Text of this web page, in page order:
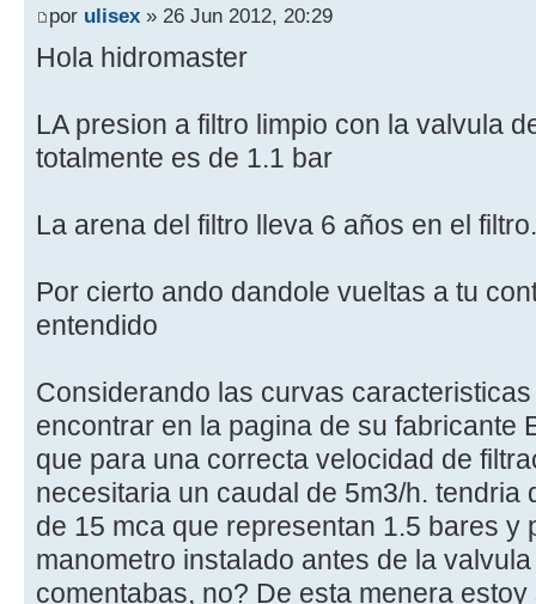
por ulisex » 26 Jun 2012, 20:29
Hola hidromaster
LA presion a filtro limpio con la valvula
totalmente es de 1.1 bar
La arena del filtro lleva 6 años en el
Por cierto ando dandole vueltas a tu
entendido
Considerando las curvas
encontrar en la pagina de su fabricante
que para una correcta velocidad de
necesitaria un caudal de 5m3/h. tendria
de 15 mca que representan 1.5 bares y
manometro instalado antes de la
comentabas, no? De esta menera